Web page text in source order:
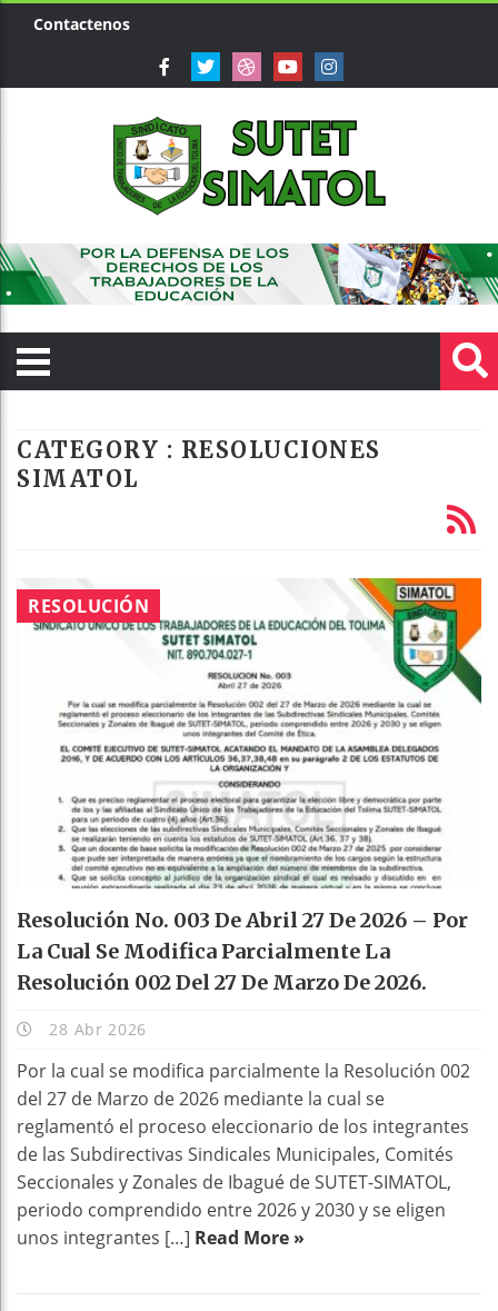
Contactenos
CATEGORY : RESOLUCIONES
SIMATOL
RESOLUCIÓN
Resolución No. 003 De Abril 27 De 2026 – Por
La Cual Se Modifica Parcialmente La
Resolución 002 Del 27 De Marzo De 2026.
28 Abr 2026
Por la cual se modifica parcialmente la Resolución 002
del 27 de Marzo de 2026 mediante la cual se
reglamentó el proceso eleccionario de los integrantes
de las Subdirectivas Sindicales Municipales, Comités
Seccionales y Zonales de Ibagué de SUTET-SIMATOL,
periodo comprendido entre 2026 y 2030 y se eligen
unos integrantes […] Read More »